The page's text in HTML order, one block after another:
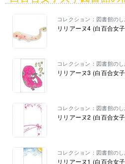
コレクション：図書館のし
リリアーヌ4 (白百合女
コレクション：図書館のし
リリアーヌ3 (白百合女
コレクション：図書館のし
リリアーヌ2 (白百合女
コレクション：図書館のし
リリアーヌ1 (白百合女